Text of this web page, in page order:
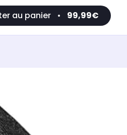
au panier • 99,99€